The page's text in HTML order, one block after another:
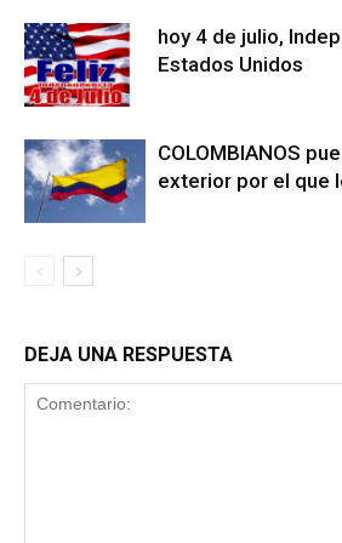
hoy 4 de julio,
Estados Unidos
COLOMBIANOS
exterior por el que
DEJA UNA RESPUESTA